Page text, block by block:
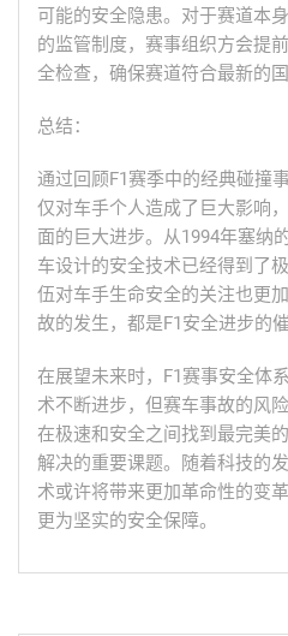
可能的安全隐患。对于赛道本
的监管制度，赛事组织方会提
全检查，确保赛道符合最新的国
总结：
通过回顾F1赛季中的经典碰撞
仅对车手个人造成了巨大影响
面的巨大进步。从1994年塞纳
车设计的安全技术已经得到了
伍对车手生命安全的关注也更
故的发生，都是F1安全进步的催
在展望未来时，F1赛事安全体
术不断进步，但赛车事故的风
在极速和安全之间找到最完美
解决的重要课题。随着科技的
术或许将带来更加革命性的变
更为坚实的安全保障。